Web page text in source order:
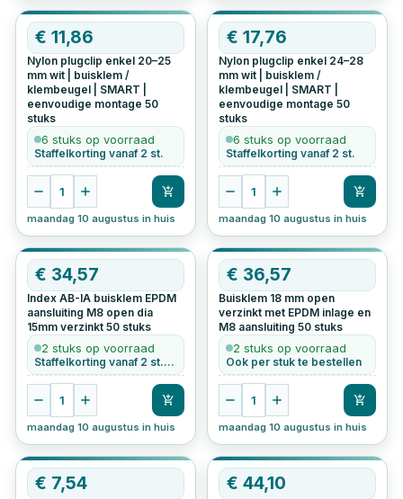
€11,86
Nylon plugclip enkel 20–25
mm wit | buisklem /
klembeugel | SMART |
eenvoudige montage 50
stuks
6 stuks op voorraad
Staffelkorting vanaf 2 st.
1
maandag 10 augustus in huis
€ 17,76
Nylon plugclip enkel 24–28
mm wit | buisklem /
klembeugel | SMART |
eenvoudige montage 50
stuks
6 stuks op voorraad
Staffelkorting vanaf 2 st.
1
maandag 10 augustus in huis
€ 34,57
Index AB-IA buisklem EPDM
aansluiting M8 open dia
15mm verzinkt 50 stuks
2 stuks op voorraad
Staffelkorting vanaf 2 st. • Ook per stuk te bestellen
1
maandag 10 augustus in huis
€ 36,57
Buisklem 18 mm open
verzinkt met EPDM inlage en
M8 aansluiting 50 stuks
2 stuks op voorraad
Ook per stuk te bestellen
1
maandag 10 augustus in huis
€ 7,54 € 44,10